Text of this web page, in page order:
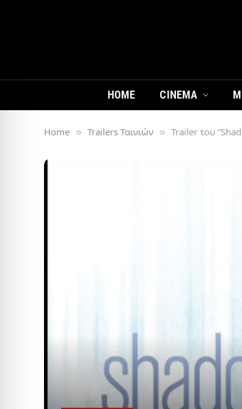
HOME CINEMA
Home » Trailers Ταινιών » Trailer του